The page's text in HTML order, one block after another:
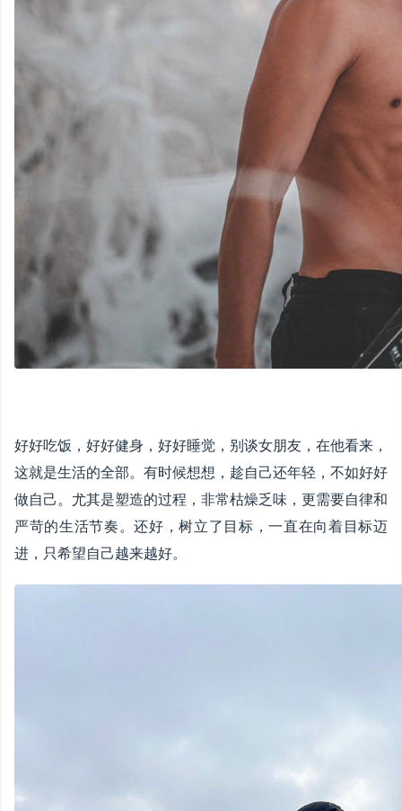
好好吃饭，好好健身，好好睡觉，别谈女朋友，在他看来，
这就是生活的全部。有时候想想，趁自己还年轻，不如好好
做自己。尤其是塑造的过程，非常枯燥乏味，更需要自律和
严苛的生活节奏。还好，树立了目标，一直在向着目标迈
进，只希望自己越来越好。